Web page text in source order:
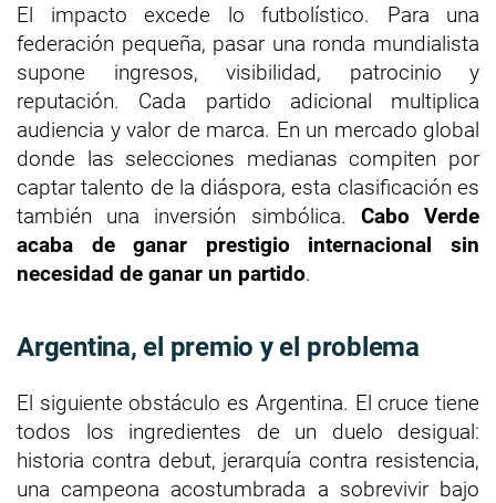
El impacto excede lo futbolístico. Para una
federación pequeña, pasar una ronda mundialista
supone ingresos, visibilidad, patrocinio y
reputación. Cada partido adicional multiplica
audiencia y valor de marca. En un mercado global
donde las selecciones medianas compiten por
captar talento de la diáspora, esta clasificación es
también una inversión simbólica. Cabo Verde
acaba de ganar prestigio internacional sin
necesidad de ganar un partido.
Argentina, el premio y el problema
El siguiente obstáculo es Argentina. El cruce tiene
todos los ingredientes de un duelo desigual:
historia contra debut, jerarquía contra resistencia,
una campeona acostumbrada a sobrevivir bajo